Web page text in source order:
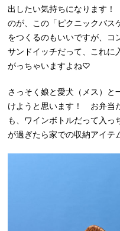
出したい気持ちになります
のが、この「ピクニックバス
をつくるのもいいですが、コ
サンドイッチだって、これに
がっちゃいますよね♡
さっそく娘と愛犬（メス）と
けようと思います！ お弁当
も、ワインボトルだって入っ
が過ぎたら家での収納アイテ